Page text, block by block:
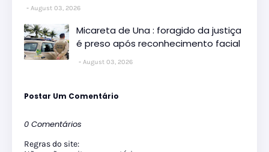
August 03, 2026
Micareta de Una : foragido da justiça
é preso após reconhecimento facial
August 03, 2026
Postar Um Comentário
0 Comentários
Regras do site: